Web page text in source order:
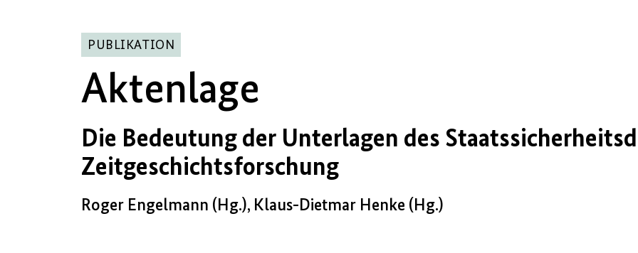
PUBLIKATION
Aktenlage
Die Bedeutung der Unterlagen des
Zeitgeschichtsforschung
Roger Engelmann (Hg.), Klaus-Dietmar Henke (Hg.)